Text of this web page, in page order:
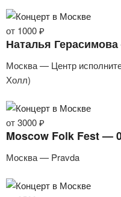
от 1000 ₽
Наталья
Москва — Центр
Холл)
от 3000 ₽
Moscow Folk Fest —
Москва — Pravda